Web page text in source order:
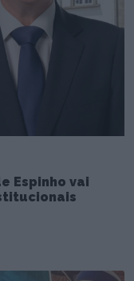
Espinho vai